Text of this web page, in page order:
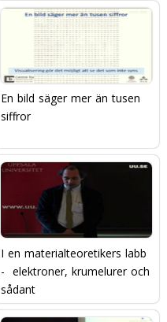
En bild säger mer än tusen
siffror
I en materialteoretikers labb
-  elektroner, krumelurer och
sådant